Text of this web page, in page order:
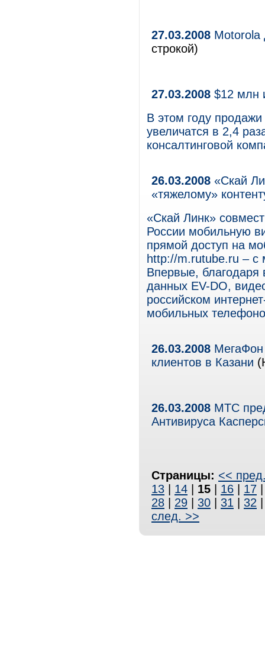
27.03.2008 Motorola
строкой)
27.03.2008 $12 млн
В этом году
увеличатся в 2,4
консалтинговой
26.03.2008 «Скай
«тяжелому»
«Скай Линк»
России мобильную
прямой доступ на
http://m.rutube.ru – с
Впервые, благодаря
данных EV-DO,
российском
мобильных
26.03.2008 МегаФон
клиентов в Казани
26.03.2008 МТС
Антивируса
Страницы: <<
13
14 15 16 17
28
29 30 31 32
след. >>